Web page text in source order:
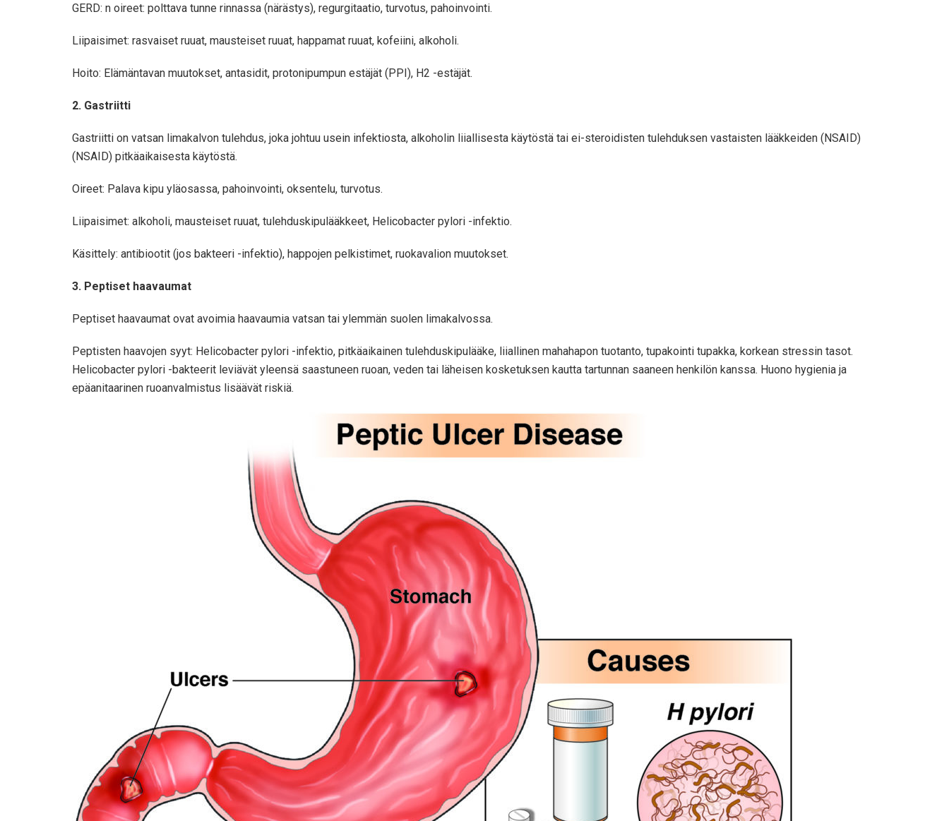
GERD: n oireet: polttava tunne rinnassa (närästys), regurgitaatio, turvotus, pahoinvointi.
Liipaisimet: rasvaiset ruuat, mausteiset ruuat, happamat ruuat, kofeiini, alkoholi.
Hoito: Elämäntavan muutokset, antasidit, protonipumpun estäjät (PPI), H2 -estäjät.
2. Gastriitti
Gastriitti on vatsan limakalvon tulehdus, joka johtuu usein infektiosta, alkoholin liiallisesta käytöstä tai ei-steroidisten tulehduksen vastaisten lääkkeiden (NSAID)
(NSAID) pitkäaikaisesta käytöstä.
Oireet: Palava kipu yläosassa, pahoinvointi, oksentelu, turvotus.
Liipaisimet: alkoholi, mausteiset ruuat, tulehduskipulääkkeet, Helicobacter pylori -infektio.
Käsittely: antibiootit (jos bakteeri -infektio), happojen pelkistimet, ruokavalion muutokset.
3. Peptiset haavaumat
Peptiset haavaumat ovat avoimia haavaumia vatsan tai ylemmän suolen limakalvossa.
Peptisten haavojen syyt: Helicobacter pylori -infektio, pitkäaikainen tulehduskipulääke, liiallinen mahahapon tuotanto, tupakointi tupakka, korkean stressin tasot.
Helicobacter pylori -bakteerit leviävät yleensä saastuneen ruoan, veden tai läheisen kosketuksen kautta tartunnan saaneen henkilön kanssa. Huono hygienia ja
epäanitaarinen ruoanvalmistus lisäävät riskiä.